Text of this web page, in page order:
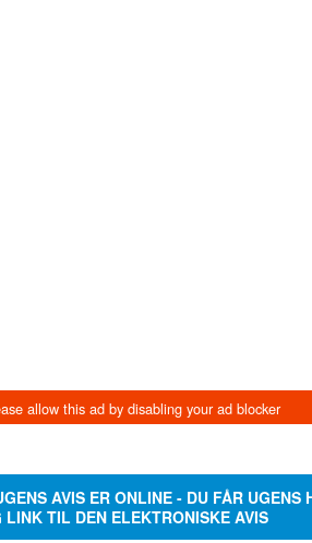
AVIS ER ONLINE - DU FÅR UGENS
LINK TIL DEN ELEKTRONISKE AVIS